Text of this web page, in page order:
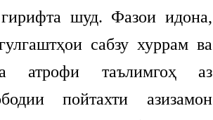
шуд. Фазои идона,
сабзу хуррам ва
атрофи таълимгоҳ аз
пойтахти азизамон